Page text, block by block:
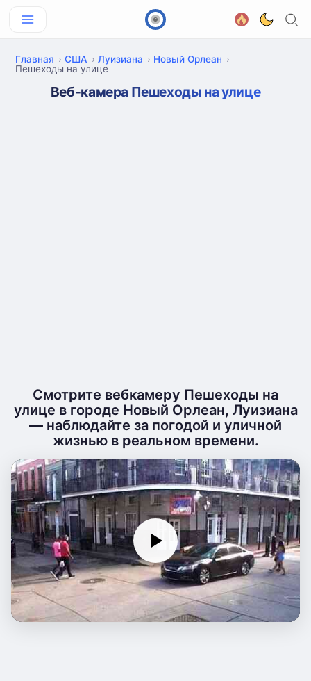
Главная США Луизиана
Новый Орлеан
Пешеходы на улице
Веб-камера Пешеходы на улице
Смотрите вебкамеру Пешеходы на
улице в городе Новый Орлеан, Луизиана
— наблюдайте за погодой и уличной
жизнью в реальном времени.